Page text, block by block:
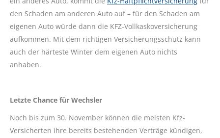
den Schaden am anderen Auto auf – für den Schaden am
eigenen Auto würde dann die KFZ-Vollkaskoversicherung
aufkommen. Mit dem richtigen Versicherungsschutz kann
auch der härteste Winter dem eigenen Auto nichts
anhaben.
Letzte Chance für Wechsler
Noch bis zum 30. November können die meisten Kfz-
Versicherten ihre bereits bestehenden Verträge kündigen,